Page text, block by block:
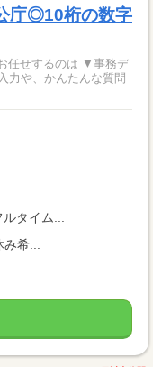
庁◎10桁の数字
力や、かんたんな質問
タイム...
み希...